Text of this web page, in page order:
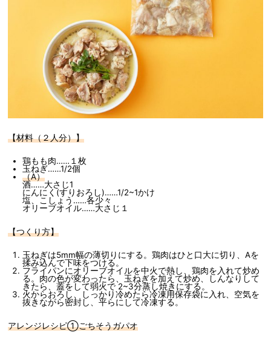
【材料（２人分）】
鶏もも肉……１枚
玉ねぎ……1/2個
（A）
酒……大さじ1
にんにく(すりおろし)……1/2~1かけ
塩、こしょう……各少々
オリーブオイル……大さじ１
【つくり方】
玉ねぎは5mm幅の薄切りにする。鶏肉はひと口大に切り、Aを
揉み込んで下味をつける。
フライパンにオリーブオイルを中火で熱し、鶏肉を入れて炒め
る。肉の色が変わったら、玉ねぎを加えて炒め、しんなりして
きたら、蓋をして弱火で 2~3分蒸し焼きにする。
火からおろし、しっかり冷めたら冷凍用保存袋に入れ、空気を
抜きながら密封し、平らにして冷凍する。
アレンジレシピ①ごちそうガパオ